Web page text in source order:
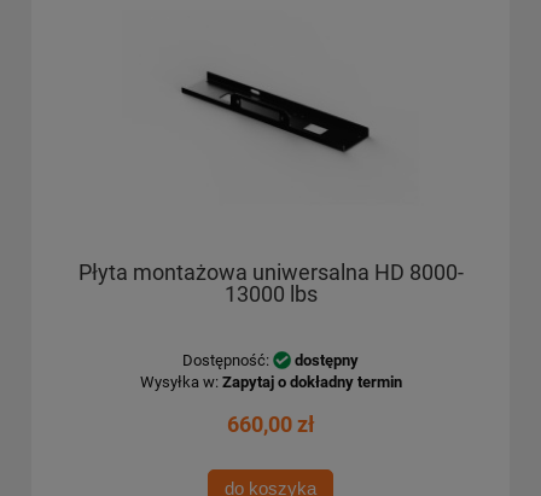
Płyta montażowa uniwersalna HD 8000-
13000 lbs
Dostępność:
dostępny
Wysyłka w: Zapytaj o dokładny termin
660,00 zł
do koszyka